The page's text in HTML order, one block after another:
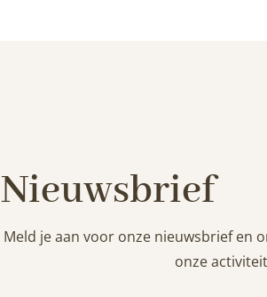
Nieuwsbrief
Meld je aan voor onze nieuwsbrief en
onze